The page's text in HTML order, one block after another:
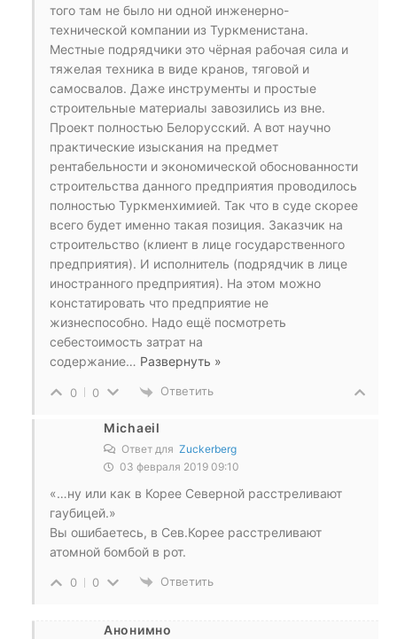
того там не было ни одной инженерно-
технической компании из Туркменистана.
Местные подрядчики это чёрная рабочая сила и
тяжелая техника в виде кранов, тяговой и
самосвалов. Даже инструменты и простые
строительные материалы завозились из вне.
Проект полностью Белорусский. А вот научно
практические изыскания на предмет
рентабельности и экономической обоснованности
строительства данного предприятия проводилось
полностью Туркменхимией. Так что в суде скорее
всего будет именно такая позиция. Заказчик на
строительство (клиент в лице государственного
предприятия). И исполнитель (подрядчик в лице
иностранного предприятия). На этом можно
констатировать что предприятие не
жизнеспособно. Надо ещё посмотреть
себестоимость затрат на
содержание… Развернуть »
0 0 Ответить
Michaeil
Ответ для Zuckerberg
03 февраля 2019 09:10
«…ну или как в Корее Северной расстреливают
гаубицей.»
Вы ошибаетесь, в Сев.Корее расстреливают
атомной бомбой в рот.
0 0 Ответить
Анонимно